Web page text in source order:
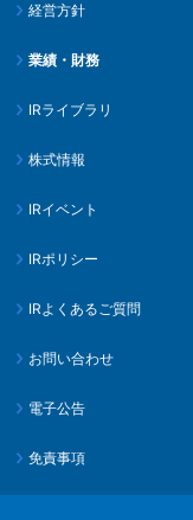
経営方針
業績・財務
IRライブラリ
株式情報
IRイベント
IRポリシー
IRよくあるご質問
お問い合わせ
電子公告
免責事項